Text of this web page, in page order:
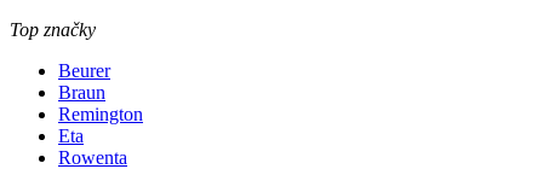
Top značky
Beurer
Braun
Remington
Eta
Rowenta